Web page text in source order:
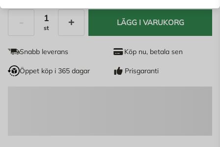
st
LÄGG I VARUKORG
Snabb leverans Köp nu, betala sen
Öppet köp i 365 dagar Prisgaranti